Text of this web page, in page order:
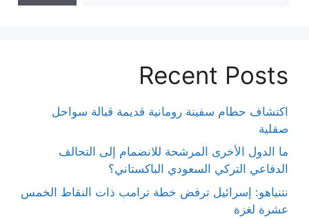
Recent Posts
اكتشاف حطام سفينة رومانية قديمة قبالة سواحل
صقلية
ما الدول الأخرى المرشحة للانضمام إلى التحالف
الدفاعي التركي السعودي الباكستاني؟
نتنياهو: إسرائيل ترفض خطة ترامب ذات النقاط الخمس
عشرة لغزة